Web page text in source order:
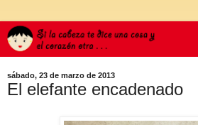
sábado, 23 de marzo de 2013
El elefante encadenado